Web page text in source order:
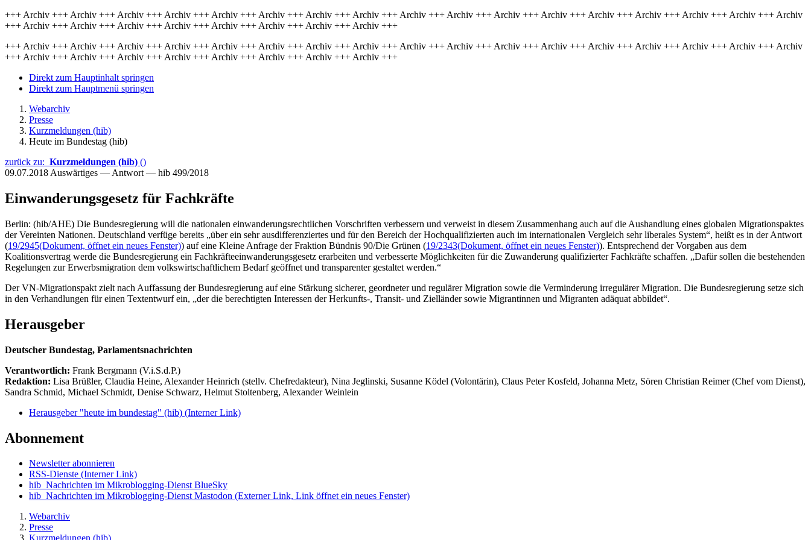
+++ Archiv +++ Archiv +++ Archiv +++ Archiv +++ Archiv +++ Archiv +++ Archiv +++ Archiv +++ Archiv +++ Archiv +++ Archiv +++ Archiv +++ Archiv +++ Archiv +++ Archiv +++ Archiv +++ Archiv
+++ Archiv +++ Archiv +++ Archiv +++ Archiv +++ Archiv +++ Archiv +++ Archiv +++ Archiv +++
+++ Archiv +++ Archiv +++ Archiv +++ Archiv +++ Archiv +++ Archiv +++ Archiv +++ Archiv +++ Archiv +++ Archiv +++ Archiv +++ Archiv +++ Archiv +++ Archiv +++ Archiv +++ Archiv +++ Archiv
+++ Archiv +++ Archiv +++ Archiv +++ Archiv +++ Archiv +++ Archiv +++ Archiv +++ Archiv +++
Direkt zum Hauptinhalt springen
Direkt zum Hauptmenü springen
Webarchiv
Presse
Kurzmeldungen (hib)
Heute im Bundestag (hib)
zurück zu: Kurzmeldungen (hib) ()
09.07.2018 Auswärtiges — Antwort — hib 499/2018
Einwanderungsgesetz für Fachkräfte
Berlin: (hib/AHE) Die Bundesregierung will die nationalen einwanderungsrechtlichen Vorschriften verbessern und verweist in diesem Zusammenhang auch auf die Aushandlung eines globalen Migrationspaktes
der Vereinten Nationen. Deutschland verfüge bereits „über ein sehr ausdifferenziertes und für den Bereich der Hochqualifizierten auch im internationalen Vergleich sehr liberales System“, heißt es in der Antwort
(19/2945(Dokument, öffnet ein neues Fenster)) auf eine Kleine Anfrage der Fraktion Bündnis 90/Die Grünen (19/2343(Dokument, öffnet ein neues Fenster)). Entsprechend der Vorgaben aus dem
Koalitionsvertrag werde die Bundesregierung ein Fachkräfteeinwanderungsgesetz erarbeiten und verbesserte Möglichkeiten für die Zuwanderung qualifizierter Fachkräfte schaffen. „Dafür sollen die bestehenden
Regelungen zur Erwerbsmigration dem volkswirtschaftlichem Bedarf geöffnet und transparenter gestaltet werden.“
Der VN-Migrationspakt zielt nach Auffassung der Bundesregierung auf eine Stärkung sicherer, geordneter und regulärer Migration sowie die Verminderung irregulärer Migration. Die Bundesregierung setze sich
in den Verhandlungen für einen Textentwurf ein, „der die berechtigten Interessen der Herkunfts-, Transit- und Zielländer sowie Migrantinnen und Migranten adäquat abbildet“.
Herausgeber
Deutscher Bundestag, Parlamentsnachrichten
Verantwortlich: Frank Bergmann (V.i.S.d.P.)
Redaktion: Lisa Brüßler, Claudia Heine, Alexander Heinrich (stellv. Chefredakteur), Nina Jeglinski, Susanne Ködel (Volontärin), Claus Peter Kosfeld, Johanna Metz, Sören Christian Reimer (Chef vom Dienst),
Sandra Schmid, Michael Schmidt, Denise Schwarz, Helmut Stoltenberg, Alexander Weinlein
Herausgeber "heute im bundestag" (hib) (Interner Link)
Abonnement
Newsletter abonnieren
RSS-Dienste (Interner Link)
hib_Nachrichten im Mikroblogging-Dienst BlueSky
hib_Nachrichten im Mikroblogging-Dienst Mastodon (Externer Link, Link öffnet ein neues Fenster)
Webarchiv
Presse